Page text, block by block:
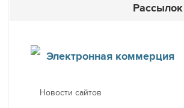
Электронная коммерция
Новости сайтов